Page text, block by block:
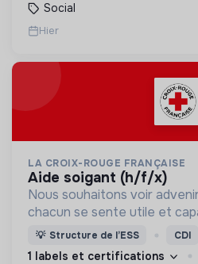
Social
Hier
LA CROIX-ROUGE FRANÇAISE
aide soigant (h/f/x)
Nous souhaitons voir
chacun se sente utile et
nous proposons des moyens
d’engagement innovants et
💡 Structure de l’ESS CDI
1 labels et certifications